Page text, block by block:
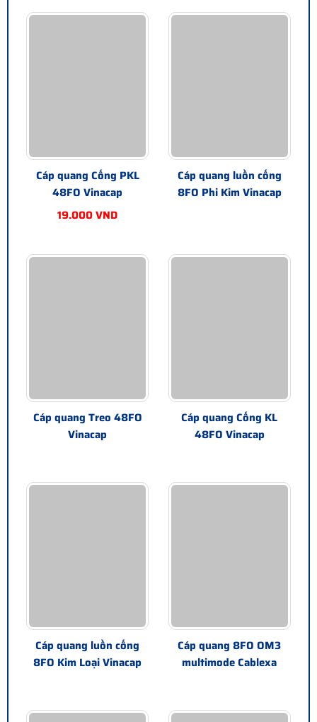
Cáp quang Cống PKL
48FO Vinacap
19.000 VND
Cáp quang luồn cống
8FO Phi Kim Vinacap
Cáp quang Treo 48FO
Vinacap
Cáp quang Cống KL
48FO Vinacap
Cáp quang luồn cống
8FO Kim Loại Vinacap
Cáp quang 8FO OM3
multimode Cablexa